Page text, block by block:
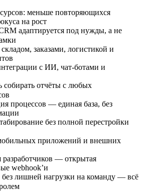
меньше повторяющихся
на рост
адаптируется под нужды, а не
заказами, логистикой и
с ИИ, чат-ботами и
собирать отчёты с любых
процессов — единая база, без
без полной перестройки
приложений и внешних
разработчиков — открытая
webhook’и
без лишней нагрузки на команду — всё